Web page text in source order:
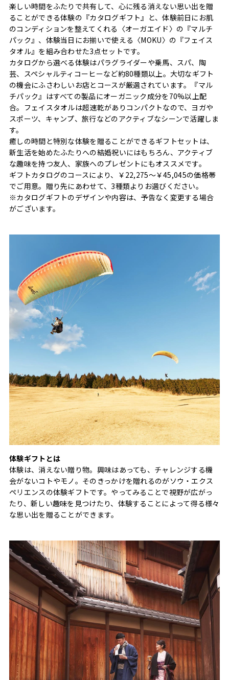
楽しい時間をふたりで共有して、心に残る消えない思い出を贈
ることができる体験の『カタログギフト』と、体験前日にお肌
のコンディションを整えてくれる〈オーガエイド〉の『マルチ
パック』、体験当日にお揃いで使える〈MOKU〉の『フェイス
タオル』を組み合わせた3点セットです。
カタログから選べる体験はパラグライダーや乗馬、スパ、陶
芸、スペシャルティコーヒーなど約80種類以上。大切なギフト
の機会にふさわしいお店とコースが厳選されています。『マル
チパック』はすべての製品にオーガニック成分を70%以上配
合。フェイスタオルは超速乾がありコンパクトなので、ヨガや
スポーツ、キャンプ、旅行などのアクティブなシーンで活躍しま
す。
癒しの時間と特別な体験を贈ることができるギフトセットは、
新生活を始めたふたりへの結婚祝いにはもちろん、アクティブ
な趣味を持つ友人、家族へのプレゼントにもオススメです。
ギフトカタログのコースにより、￥22,275〜￥45,045の価格帯
でご用意。贈り先にあわせて、3種類よりお選びください。
※カタログギフトのデザインや内容は、予告なく変更する場合
がございます。
体験ギフトとは
体験は、消えない贈り物。興味はあっても、チャレンジする機
会がないコトやモノ。そのきっかけを贈れるのがソウ・エクス
ペリエンスの体験ギフトです。やってみることで視野が広がっ
たり、新しい趣味を見つけたり、体験することによって得る様々
な思い出を贈ることができます。